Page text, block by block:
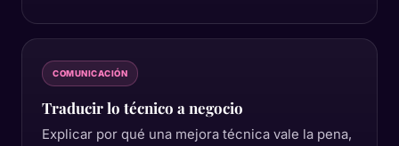
COMUNICACIÓN
Traducir lo técnico a negocio
Explicar por qué una mejora técnica vale la pena,